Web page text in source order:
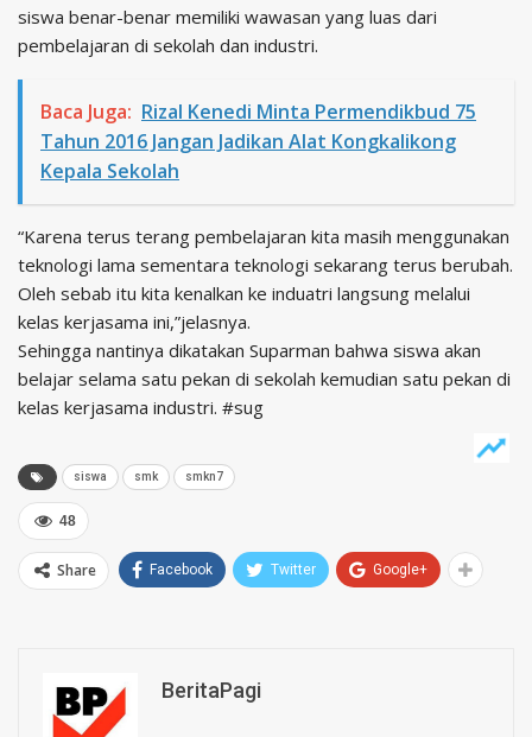
siswa benar-benar memiliki wawasan yang luas dari
pembelajaran di sekolah dan industri.
Baca Juga: Rizal Kenedi Minta Permendikbud 75
Tahun 2016 Jangan Jadikan Alat Kongkalikong
Kepala Sekolah
“Karena terus terang pembelajaran kita masih menggunakan
teknologi lama sementara teknologi sekarang terus berubah.
Oleh sebab itu kita kenalkan ke induatri langsung melalui
kelas kerjasama ini,”jelasnya.
Sehingga nantinya dikatakan Suparman bahwa siswa akan
belajar selama satu pekan di sekolah kemudian satu pekan di
kelas kerjasama industri. #sug
siswa smk smkn7
48
Share Facebook Twitter Google+
BeritaPagi